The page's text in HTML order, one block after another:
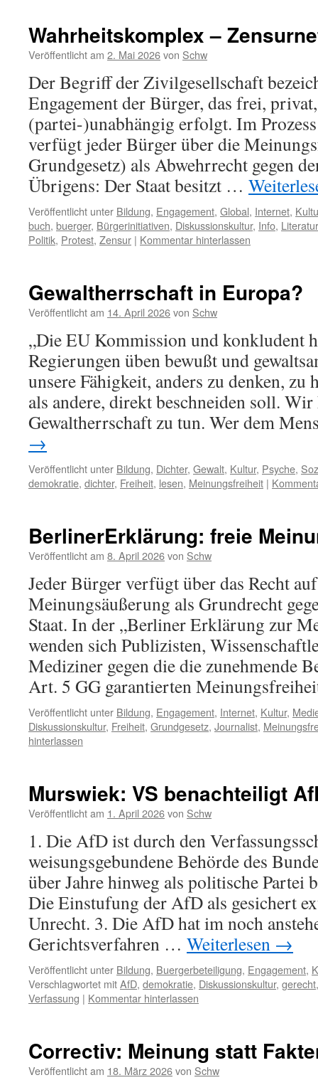
Wahrheitskomplex –
Veröffentlicht am 2. Mai 2026von Schw
Der Begriff der Zivilgesellschaft
Engagement der Bürger, das frei,
(partei-)unabhängig erfolgt. Im
verfügt jeder Bürger über die
Grundgesetz) als Abwehrrecht gegen
Übrigens: Der Staat besitzt …
Veröffentlicht unter Bildung, Engagement, Global, Internet,
buch, buerger, Bürgerinitiativen, Diskussionskultur, Info, Literatur
Politik, Protest, Zensur | Kommentar hinterlassen
Gewaltherrschaft in Europa?
Veröffentlicht am 14. April 2026von Schw
„Die EU Kommission und konkludent
Regierungen üben bewußt und
unsere Fähigkeit, anders zu denken, zu
als andere, direkt beschneiden soll. Wir
Gewaltherrschaft zu tun. Wer dem
→
Veröffentlicht unter Bildung, Dichter, Gewalt, Kultur, Psyche,
demokratie, dichter, Freiheit, lesen, Meinungsfreiheit |
BerlinerErklärung: freie
Veröffentlicht am 8. April 2026von Schw
Jeder Bürger verfügt über das Recht
Meinungsäußerung als Grundrecht
Staat. In der „Berliner Erklärung zur
wenden sich Publizisten,
Mediziner gegen die die zunehmende
Art. 5 GG garantierten
Veröffentlicht unter Bildung, Engagement, Internet, Kultur,
Diskussionskultur, Freiheit, Grundgesetz, Journalist,
hinterlassen
Murswiek: VS benachteiligt
Veröffentlicht am 1. April 2026von Schw
1. Die AfD ist durch den
weisungsgebundene Behörde des
über Jahre hinweg als politische Partei
Die Einstufung der AfD als gesichert
Unrecht. 3. Die AfD hat im noch
Gerichtsverfahren … Weiterlesen →
Veröffentlicht unter Bildung, Buergerbeteiligung, Engagement,
Verschlagwortet mitAfD, demokratie, Diskussionskultur, gerecht
Verfassung | Kommentar hinterlassen
Correctiv: Meinung statt
Veröffentlicht am 18. März 2026von Schw